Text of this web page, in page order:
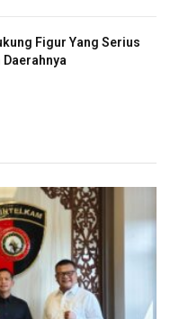
Figur Yang Serius